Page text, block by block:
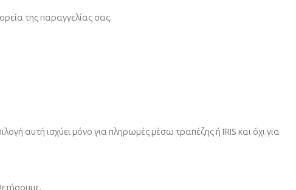
της παραγγελίας σας.
αυτή ισχύει μόνο για πληρωμές μέσω τραπέζης ή IRIS και όχι για